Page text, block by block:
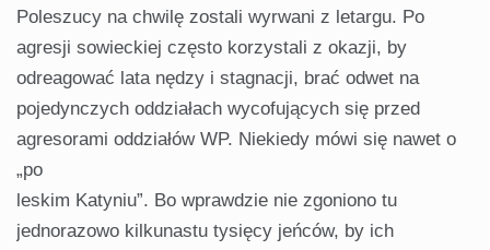
Poleszucy na chwilę zostali wy­rwani z letargu. Po
agresji sowieckiej często korzystali z okazji, by
odreago­wać lata nędzy i stagnacji, brać odwet na
pojedynczych oddziałach wycofu­jących się przed
agresorami oddziałów WP. Niekiedy mówi się nawet o
„po­
leskim Katyniu”. Bo wprawdzie nie zgoniono tu
jednorazowo kilkunastu tysięcy jeńców, by ich